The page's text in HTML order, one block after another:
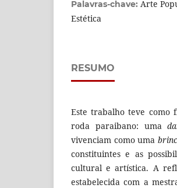
Palavras-chave: Arte
Estética
RESUMO
Este trabalho teve como
roda paraibano: uma
vivenciam como uma
constituintes e as
cultural e artística. A
estabelecida com a